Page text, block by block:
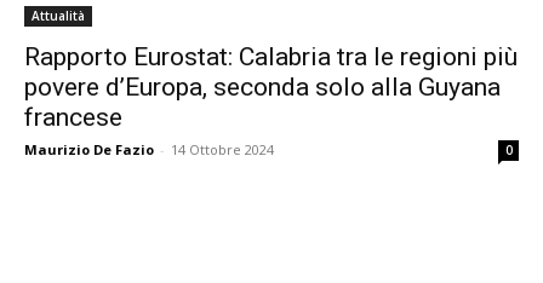
Attualità
Rapporto Eurostat: Calabria tra le regioni più
povere d’Europa, seconda solo alla Guyana
francese
Maurizio De Fazio - 14 Ottobre 2024 0